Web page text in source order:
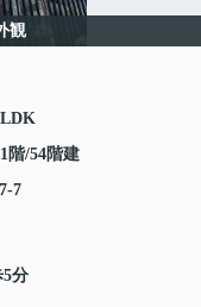
観
階/54階建
7
5分